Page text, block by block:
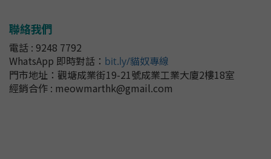
聯絡我們
電話 : 9248 7792
WhatsApp 即時對話 ： bit.ly/貓奴專線
門市地址： 觀塘成業街19-21號成業工業大廈2樓18室
經銷合作 : meowmarthk@gmail.com